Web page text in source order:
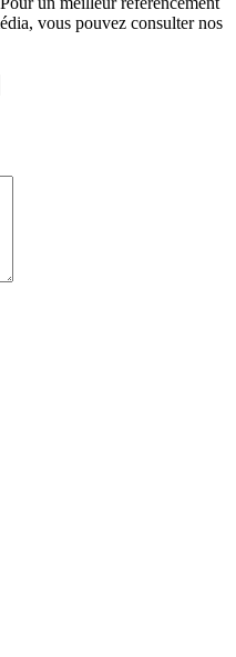
vous pouvez consulter nos